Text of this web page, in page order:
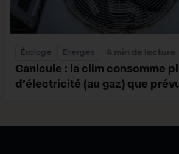
Écologie Energies 4 min de lecture
Canicule : la clim consomme
d’électricité (au gaz) que